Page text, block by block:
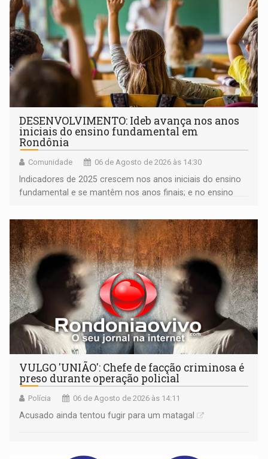
DESENVOLVIMENTO: Ideb avança nos anos
iniciais do ensino fundamental em
Rondônia
Comunidade 06 de Agosto de 2026 às 14:30
Indicadores de 2025 crescem nos anos iniciais do ensino
fundamental e se mantêm nos anos finais; e no ensino
VULGO 'UNIÃO': Chefe de facção criminosa é
preso durante operação policial
Polícia 06 de Agosto de 2026 às 14:11
Acusado ainda tentou fugir para um matagal